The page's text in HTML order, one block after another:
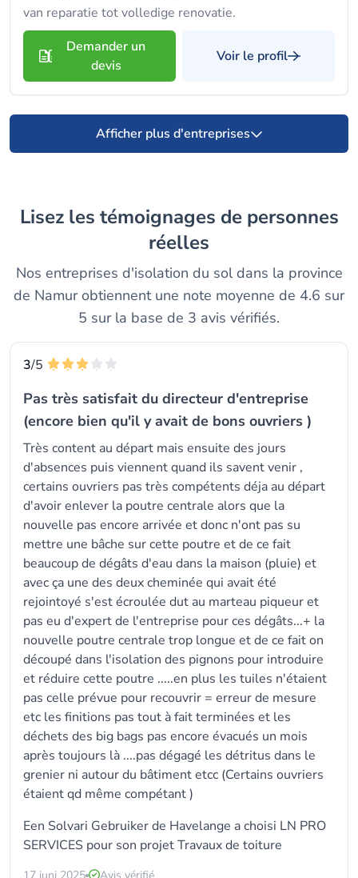
van reparatie tot volledige renovatie.
Demander un
devis
Voir le profil
Afficher plus d'entreprises
Lisez les témoignages de personnes
réelles
Nos entreprises d'isolation du sol dans la province
de Namur obtiennent une note moyenne de 4.6 sur
5 sur la base de 3 avis vérifiés.
3/5
Pas très satisfait du directeur d'entreprise
(encore bien qu'il y avait de bons ouvriers )
Très content au départ mais ensuite des jours
d'absences puis viennent quand ils savent venir ,
certains ouvriers pas très compétents déja au départ
d'avoir enlever la poutre centrale alors que la
nouvelle pas encore arrivée et donc n'ont pas su
mettre une bâche sur cette poutre et de ce fait
beaucoup de dégâts d'eau dans la maison (pluie) et
avec ça une des deux cheminée qui avait été
rejointoyé s'est écroulée dut au marteau piqueur et
pas eu d'expert de l'entreprise pour ces dégâts...+ la
nouvelle poutre centrale trop longue et de ce fait on
découpé dans l'isolation des pignons pour introduire
et réduire cette poutre .....en plus les tuiles n'étaient
pas celle prévue pour recouvrir = erreur de mesure
etc les finitions pas tout à fait terminées et les
déchets des big bags pas encore évacués un mois
après toujours là ....pas dégagé les détritus dans le
grenier ni autour du bâtiment etcc (Certains ouvriers
étaient qd même compétant )
Een Solvari Gebruiker de Havelange a choisi LN PRO
SERVICES pour son projet Travaux de toiture